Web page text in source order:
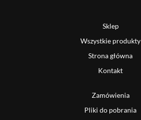
Sklep
Wszystkie produkty
Strona główna
Kontakt
Zamówienia
Pliki do pobrania